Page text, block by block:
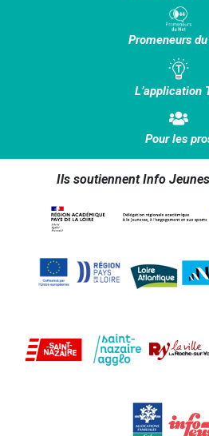
Promeneurs
L’application
Pour les
Ils soutiennent Info